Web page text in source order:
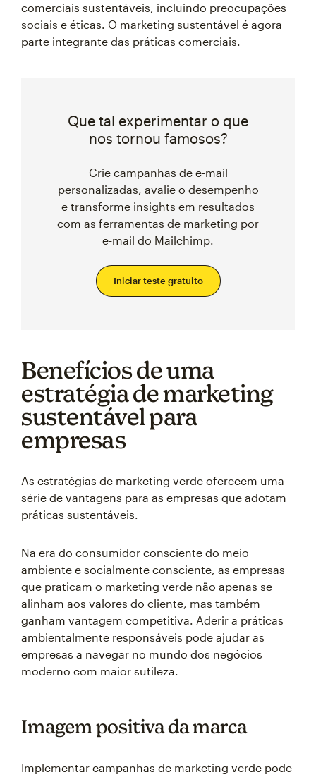
comerciais sustentáveis, incluindo preocupações
sociais e éticas. O marketing sustentável é agora
parte integrante das práticas comerciais.
Que tal experimentar o que
nos tornou famosos?
Crie campanhas de e-mail
personalizadas, avalie o desempenho
e transforme insights em resultados
com as ferramentas de marketing por
e-mail do Mailchimp.
Iniciar teste gratuito
Benefícios de uma
estratégia de marketing
sustentável para
empresas
As estratégias de marketing verde oferecem uma
série de vantagens para as empresas que adotam
práticas sustentáveis.
Na era do consumidor consciente do meio
ambiente e socialmente consciente, as empresas
que praticam o marketing verde não apenas se
alinham aos valores do cliente, mas também
ganham vantagem competitiva. Aderir a práticas
ambientalmente responsáveis pode ajudar as
empresas a navegar no mundo dos negócios
moderno com maior sutileza.
Imagem positiva da marca
Implementar campanhas de marketing verde pode